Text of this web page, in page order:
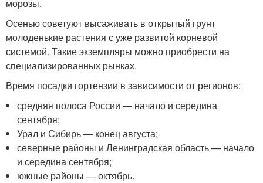
морозы.
Осенью советуют высаживать в открытый грунт
молоденькие растения с уже развитой корневой
системой. Такие экземпляры можно приобрести на
специализированных рынках.
Время посадки гортензии в зависимости от регионов:
средняя полоса России — начало и середина
сентября;
Урал и Сибирь — конец августа;
северные районы и Ленинградская область — начало
и середина сентября;
южные районы — октябрь.